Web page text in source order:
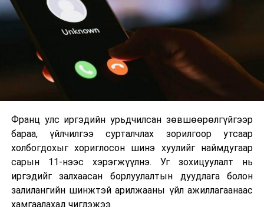
2026 оны 9 дүгээр сарын 1-нээс цахимаар
эхэлнэ.
2026 оны 9 дүгээр сарын 14-нөөс танхимаар
үргэлжилнэ.
2026 оны 9 дүгээр сарын 13-наас оюутнуудыг
дотуур байранд оруулж эхэлнэ.
Сургууль, цэцэрлэгийн үйл ажиллагааны
зохицуулалт
2026 оны 8 дугаар сарын 17–28-ны өдрүүдэд
Франц улс иргэдийн урьдчилсан зөвшөөрөлгүйгээр
бараа, үйлчилгээ сурталчлах зорилгоор утсаар
холбогдохыг хориглосон шинэ хуулийг наймдугаар
сарын 11-нээс хэрэгжүүлнэ. Уг зохицуулалт нь
иргэдийг залхаасан борлуулалтын дуудлага болон
залилангийн шинжтэй арилжааны үйл ажиллагаанаас
хамгаалахад чиглэжээ.